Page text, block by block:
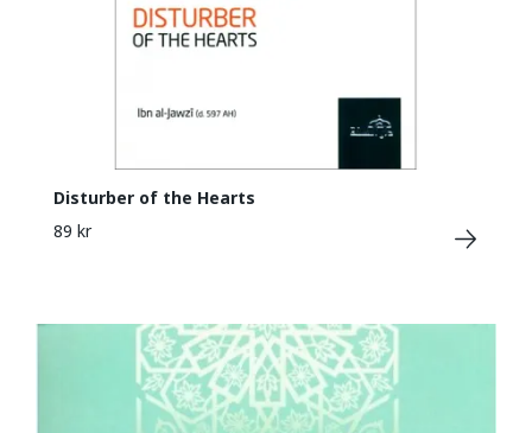
Disturber of the Hearts
89 kr